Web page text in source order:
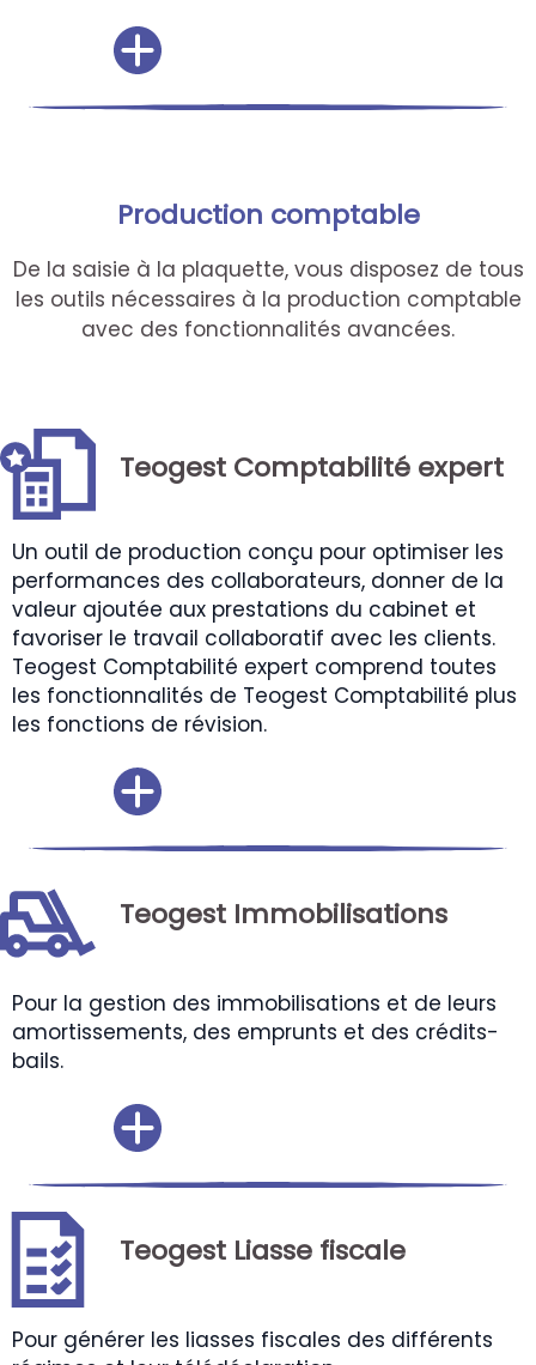
Production comptable
De la saisie à la plaquette, vous disposez de tous
les outils nécessaires à la production comptable
avec des fonctionnalités avancées.
Teogest Comptabilité expert
Un outil de production conçu pour optimiser les
performances des collaborateurs, donner de la
valeur ajoutée aux prestations du cabinet et
favoriser le travail collaboratif avec les clients.
Teogest Comptabilité expert comprend toutes
les fonctionnalités de Teogest Comptabilité plus
les fonctions de révision.
Teogest Immobilisations
Pour la gestion des immobilisations et de leurs
amortissements, des emprunts et des crédits-
bails.
Teogest Liasse fiscale
Pour générer les liasses fiscales des différents